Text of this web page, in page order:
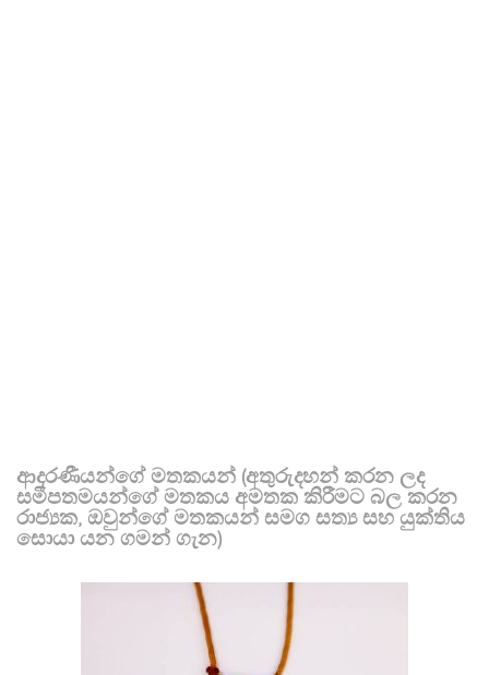
ආදරණීයන්ගේ මතකයන් (අතුරුදහන් කරන ලද
සමීපතමයන්ගේ මතකය අමතක කිරීමට බල කරන
රාජ්‍යක, ඔවුන්ගේ මතකයන් සමග සත්‍ය සහ යුක්තිය
සොයා යන ගමන් ගැන)